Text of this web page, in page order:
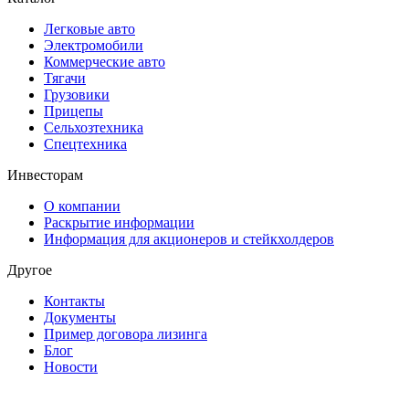
Легковые авто
Электромобили
Коммерческие авто
Тягачи
Грузовики
Прицепы
Сельхозтехника
Спецтехника
Инвесторам
О компании
Раскрытие информации
Информация для акционеров и стейкхолдеров
Другое
Контакты
Документы
Пример договора лизинга
Блог
Новости